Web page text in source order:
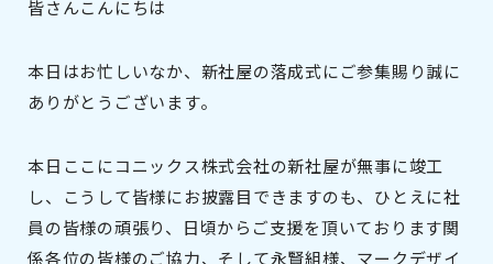
皆さんこんにちは
本日はお忙しいなか、新社屋の落成式にご参集賜り誠に
ありがとうございます。
本日ここにコニックス株式会社の新社屋が無事に竣工
し、こうして皆様にお披露目できますのも、ひとえに社
員の皆様の頑張り、日頃からご支援を頂いております関
係各位の皆様のご協力、そして永賢組様、マークデザイ